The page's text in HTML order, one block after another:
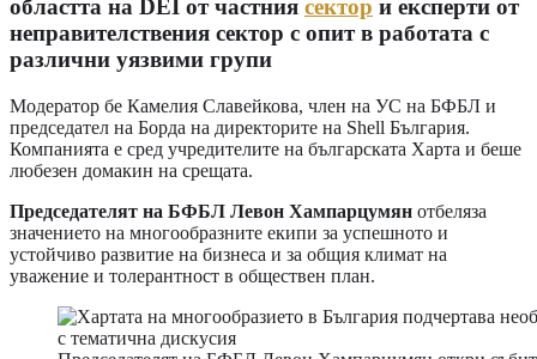
областта на DEI от частния сектор и експерти от
неправителствения сектор с опит в работата с
различни уязвими групи
Модератор бе Камелия Славейкова, член на УС на БФБЛ и
председател на Борда на директорите на Shell България.
Компанията е сред учредителите на българската Харта и беше
любезен домакин на срещата.
Председателят на БФБЛ Левон Хампарцумян отбеляза
значението на многообразните екипи за успешното и
устойчиво развитие на бизнеса и за общия климат на
уважение и толерантност в обществен план.